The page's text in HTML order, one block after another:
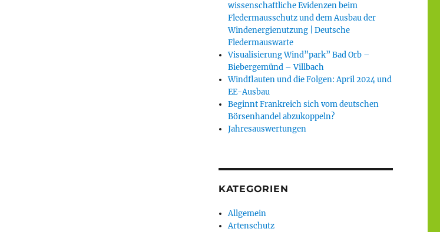
wissenschaftliche Evidenzen beim
Fledermausschutz und dem Ausbau der
Windenergienutzung | Deutsche
Fledermauswarte
Visualisierung Wind”park” Bad Orb –
Biebergemünd – Villbach
Windflauten und die Folgen: April 2024 und
EE-Ausbau
Beginnt Frankreich sich vom deutschen
Börsenhandel abzukoppeln?
Jahresauswertungen
KATEGORIEN
Allgemein
Artenschutz